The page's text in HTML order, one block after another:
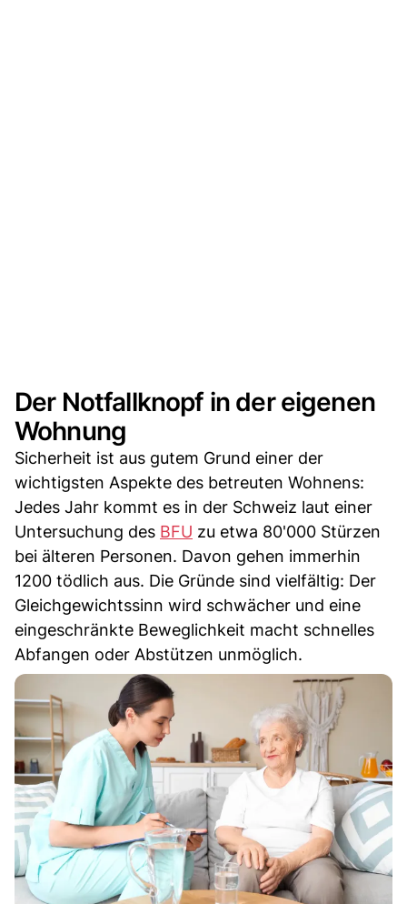
Der Notfallknopf in der eigenen
Wohnung
Sicherheit ist aus gutem Grund einer der
wichtigsten Aspekte des betreuten Wohnens:
Jedes Jahr kommt es in der Schweiz laut einer
Untersuchung des BFU zu etwa 80'000 Stürzen
bei älteren Personen. Davon gehen immerhin
1200 tödlich aus. Die Gründe sind vielfältig: Der
Gleichgewichtssinn wird schwächer und eine
eingeschränkte Beweglichkeit macht schnelles
Abfangen oder Abstützen unmöglich.